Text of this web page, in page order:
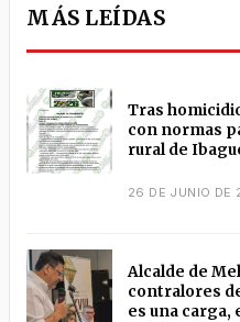
MÁS LEÍDAS
Tras
con normas
rural de
26 DE JUNIO DE
Alcalde de
contralores
es una carga,